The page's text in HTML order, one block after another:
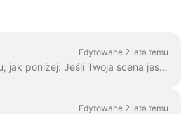
Edytowane 2 lata temu
Aby skrócić lub wydłużyć scenę, wystarczy przeciągnąć klatkę wzdłuż osi czasu, jak poniżej: Jeśli Twoja scena jest filmem, po prawej stronie będziesz...
Edytowane 2 lata temu